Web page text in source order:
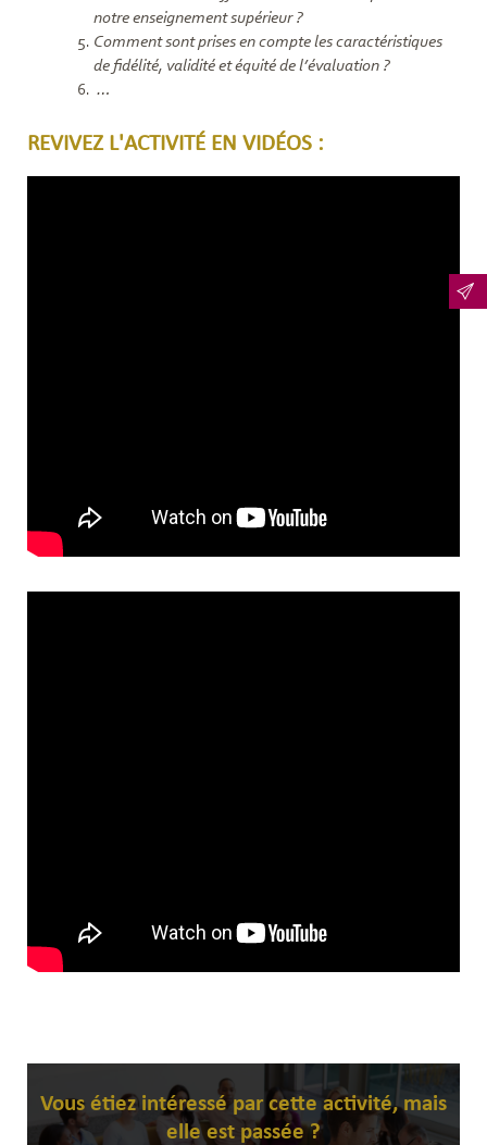
notre enseignement supérieur ?
Comment sont prises en compte les caractéristiques
de fidélité, validité et équité de l’évaluation ?
…
REVIVEZ L'ACTIVITÉ EN VIDÉOS :
Vous étiez intéressé par cette activité, mais
elle est passée ?